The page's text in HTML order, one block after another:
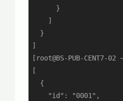
      }
    ]
  }
]
[root@BS-PUB-
[
  {
    "id": "0001",